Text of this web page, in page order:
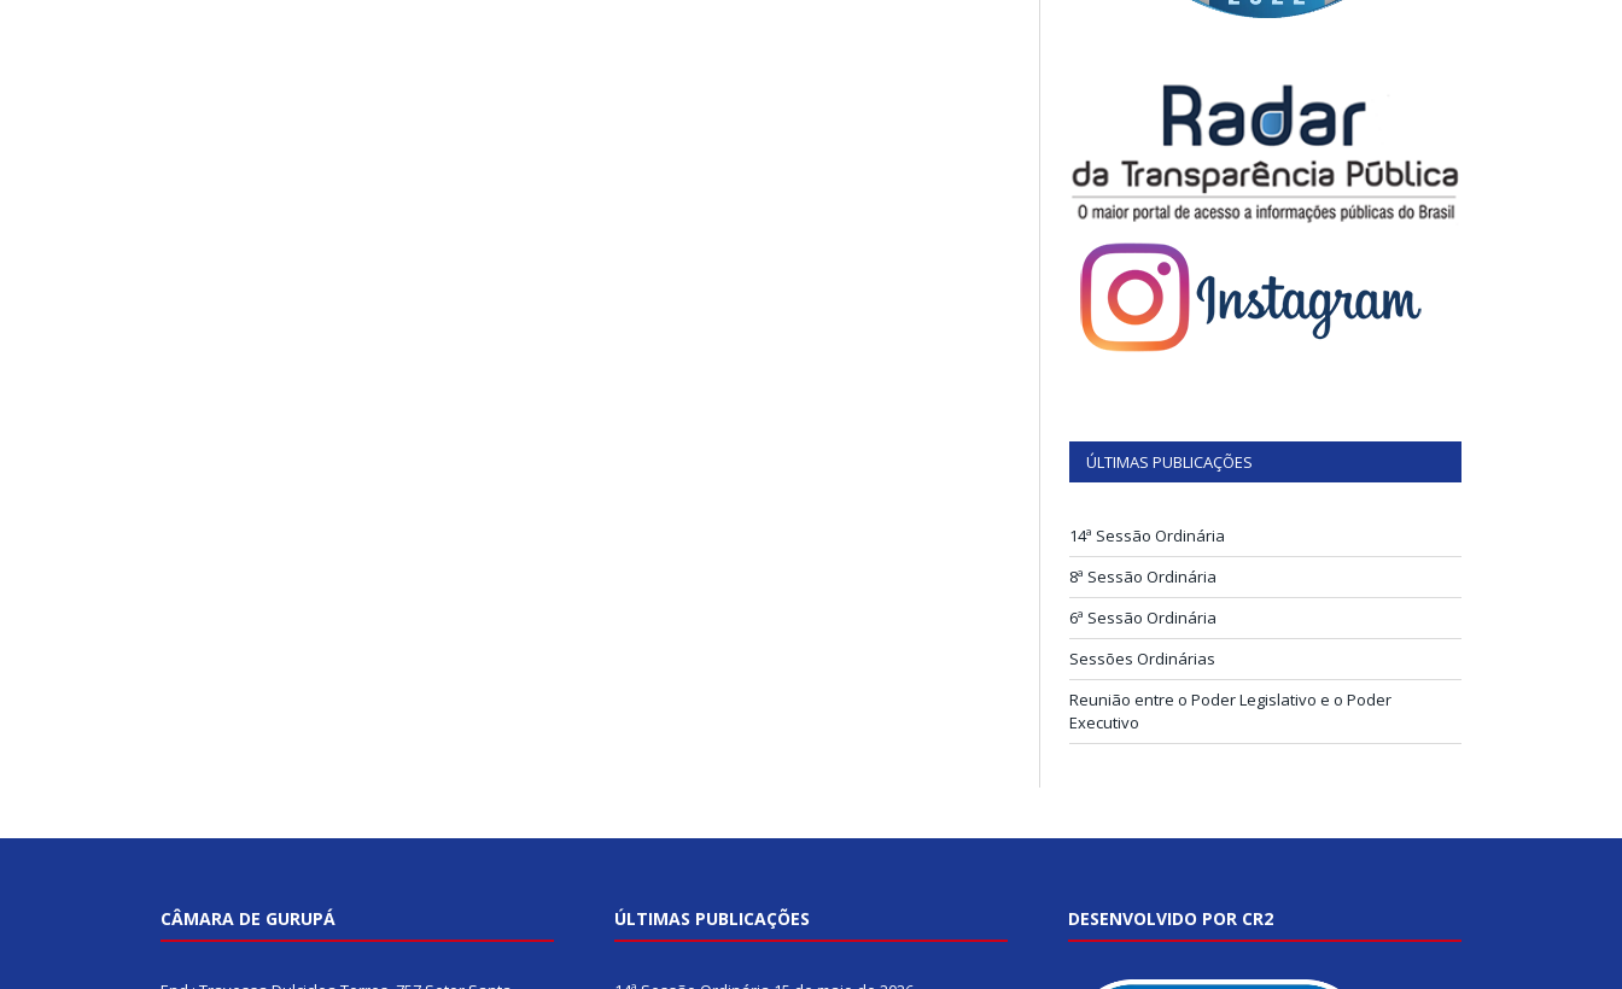
ÚLTIMAS PUBLICAÇÕES
14ª Sessão Ordinária
8ª Sessão Ordinária
6ª Sessão Ordinária
Sessões Ordinárias
Reunião entre o Poder Legislativo e o Poder
Executivo
CÂMARA DE GURUPÁ ÚLTIMAS PUBLICAÇÕES DESENVOLVIDO POR CR2